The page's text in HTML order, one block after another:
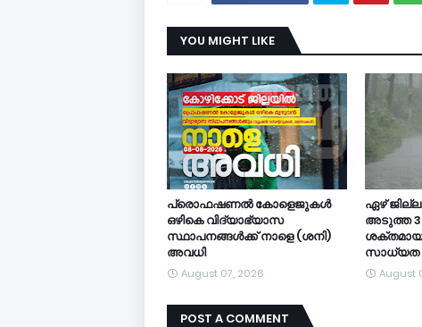
YOU MIGHT LIKE
പ്രൊഫഷണൽ കോളെജുകൾ
ഒഴികെ വിദ്യാഭ്യാസ
സ്ഥാപനങ്ങൾക്ക് നാളെ (ശനി)
അവധി
August 07, 2026
ഏഴ്
അടുത്ത 3
ശക്തമായ
സാധ്യത
August
POST A COMMENT